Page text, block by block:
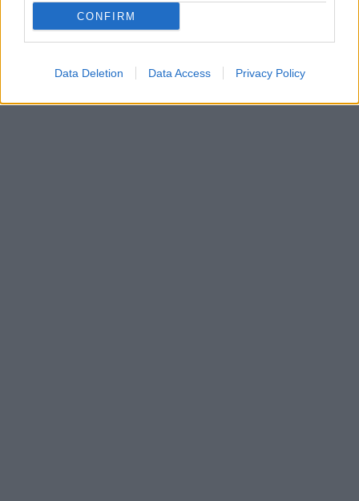
CONFIRM
Data Deletion Data Access Privacy Policy
Získajte viac informácií o Dermocentrum.sk